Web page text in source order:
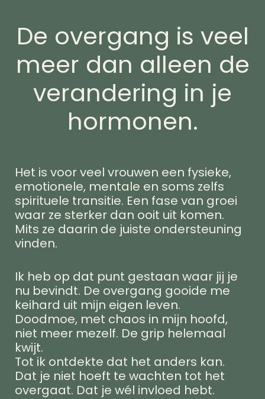
De overgang is veel
meer dan alleen de
verandering in je
hormonen.
Het is voor veel vrouwen een fysieke,
emotionele, mentale en soms zelfs
spirituele transitie. Een fase van groei
waar ze sterker dan ooit uit komen.
Mits ze daarin de juiste ondersteuning
vinden.
Ik heb op dat punt gestaan waar jij je
nu bevindt. De overgang gooide me
keihard uit mijn eigen leven.
Doodmoe, met chaos in mijn hoofd,
niet meer mezelf. De grip helemaal
kwijt.
Tot ik ontdekte dat het anders kan.
Dat je niet hoeft te wachten tot het
overgaat. Dat je wél invloed hebt.